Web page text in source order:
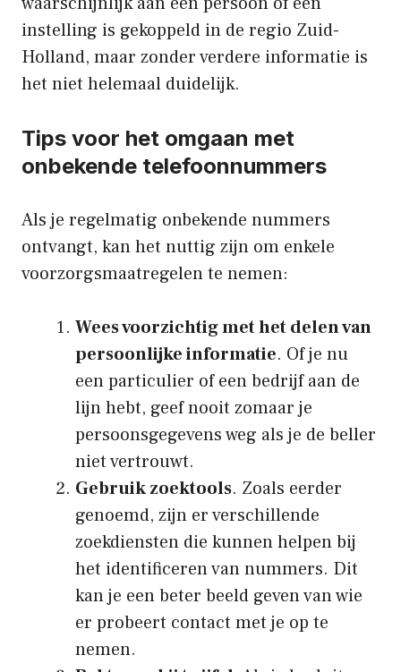
instelling is gekoppeld in de regio Zuid-
Holland, maar zonder verdere informatie is
het niet helemaal duidelijk.
Tips voor het omgaan met
onbekende telefoonnummers
Als je regelmatig onbekende nummers
ontvangt, kan het nuttig zijn om enkele
voorzorgsmaatregelen te nemen:
Wees voorzichtig met het delen van
persoonlijke informatie. Of je nu
een particulier of een bedrijf aan de
lijn hebt, geef nooit zomaar je
persoonsgegevens weg als je de beller
niet vertrouwt.
Gebruik zoektools. Zoals eerder
genoemd, zijn er verschillende
zoekdiensten die kunnen helpen bij
het identificeren van nummers. Dit
kan je een beter beeld geven van wie
er probeert contact met je op te
nemen.